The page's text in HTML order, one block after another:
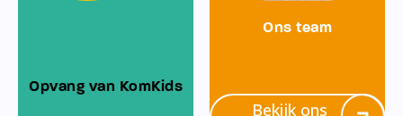
Opvang van KomKids
Ons team
Bekijk ons